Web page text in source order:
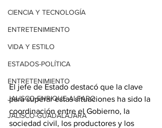
CIENCIA Y TECNOLOGÍA
ENTRETENIMIENTO
VIDA Y ESTILO
ESTADOS-POLÍTICA
ENTRETENIMIENTO
JALISCO-ENRIQUE ALFARO
JALISCO-GUADALAJARA
El jefe de Estado destacó que la clave
para superar estas situaciones ha sido la
coordinación entre el Gobierno, la
sociedad civil, los productores y los